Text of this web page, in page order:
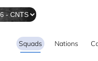
Squads Nations